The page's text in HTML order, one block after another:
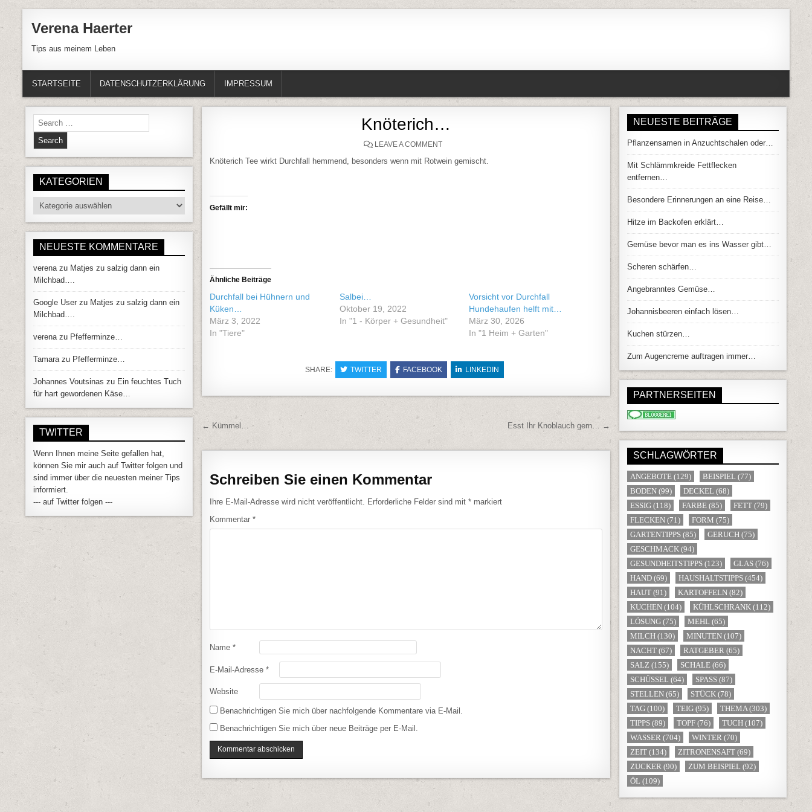
Verena Haerter
Tips aus meinem Leben
STARTSEITE DATENSCHUTZERKLÄRUNG IMPRESSUM
Knöterich…
LEAVE A COMMENTON KNÖTERICH…
Knöterich Tee wirkt Durchfall hemmend, besonders wenn mit Rotwein gemischt.
Gefällt mir:
Ähnliche Beiträge
Durchfall bei Hühnern und
Küken…
März 3, 2022
In "Tiere"
Salbei…
Oktober 19, 2022
In "1 - Körper + Gesundheit"
Vorsicht vor Durchfall
Hundehaufen helft mit…
März 30, 2026
In "1 Heim + Garten"
SHARE: TWITTER FACEBOOK LINKEDIN
Beitragsnavigation Esst Ihr Knoblauch gern… →
← Kümmel…
Schreiben Sie einen Kommentar
Ihre E-Mail-Adresse wird nicht veröffentlicht. Erforderliche Felder sind mit* markiert
Kommentar*
Name*
E-Mail-Adresse*
Website
Benachrichtigen Sie mich über nachfolgende Kommentare via E-Mail.
Benachrichtigen Sie mich über neue Beiträge per E-Mail.
Search for:
KATEGORIEN
Kategorien
NEUESTE KOMMENTARE
verenazu Matjes zu salzig dann ein
Milchbad….
Google User zu Matjes zu salzig dann ein
Milchbad….
verenazu Pfefferminze…
Tamarazu Pfefferminze…
Johannes Voutsinas zu Ein feuchtes Tuch
für hart gewordenen Käse…
TWITTER
Wenn Ihnen meine Seite gefallen hat,
können Sie mir auch auf Twitter folgen und
sind immer über die neuesten meiner Tips
informiert.
--- auf Twitter folgen ---
NEUESTE BEITRÄGE
Pflanzensamen in Anzuchtschalen oder…
Mit Schlämmkreide Fettflecken
entfernen…
Besondere Erinnerungen an eine Reise…
Hitze im Backofen erklärt…
Gemüse bevor man es ins Wasser gibt…
Scheren schärfen…
Angebranntes Gemüse…
Johannisbeeren einfach lösen…
Kuchen stürzen…
Zum Augencreme auftragen immer…
PARTNERSEITEN
SCHLAGWÖRTER
ANGEBOTE(129) BEISPIEL (77)
BODEN(99) DECKEL (68)
ESSIG(118) FARBE(85) FETT(79)
FLECKEN(71) FORM (75)
GARTENTIPPS(85) GERUCH(75)
GESCHMACK(94)
GESUNDHEITSTIPPS(123) GLAS(76)
HAND(69) HAUSHALTSTIPPS(454)
HAUT(91) KARTOFFELN(82)
KUCHEN(104) KÜHLSCHRANK(112)
LÖSUNG(75) MEHL (65)
MILCH(130) MINUTEN(107)
NACHT(67) RATGEBER(65)
SALZ (155) SCHALE(66)
SCHÜSSEL (64) SPASS(87)
STELLEN(65) STÜCK(78)
TAG(100) TEIG(95) THEMA(303)
TIPPS(89) TOPF(76) TUCH(107)
WASSER(704) WINTER(70)
ZEIT(134) ZITRONENSAFT(69)
ZUCKER(90) ZUM BEISPIEL (92)
ÖL (109)